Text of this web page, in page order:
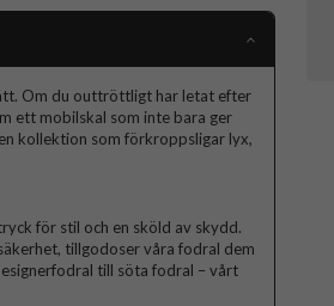
Om du outtröttligt har letat efter
ett mobilskal som inte bara ger
kollektion som förkroppsligar lyx,
för stil och en sköld av skydd.
tillgodoser våra fodral dem
till söta fodral – vårt